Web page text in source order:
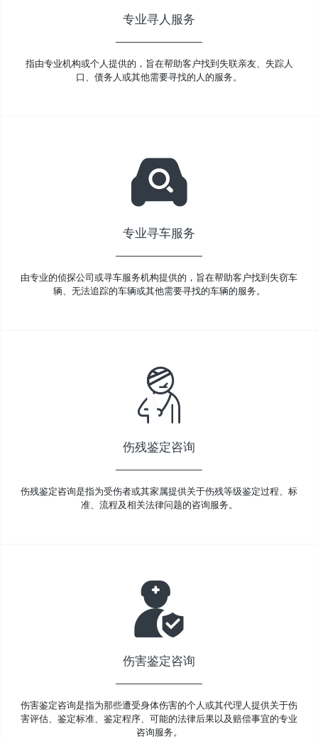
专业寻人服务
指由专业机构或个人提供的，旨在帮助客户找到失联亲友、失踪人
口、债务人或其他需要寻找的人的服务。
专业寻车服务
由专业的侦探公司或寻车服务机构提供的，旨在帮助客户找到失窃车
辆、无法追踪的车辆或其他需要寻找的车辆的服务。
伤残鉴定咨询
伤残鉴定咨询是指为受伤者或其家属提供关于伤残等级鉴定过程、标
准、流程及相关法律问题的咨询服务。
伤害鉴定咨询
伤害鉴定咨询是指为那些遭受身体伤害的个人或其代理人提供关于伤
害评估、鉴定标准、鉴定程序、可能的法律后果以及赔偿事宜的专业
咨询服务。